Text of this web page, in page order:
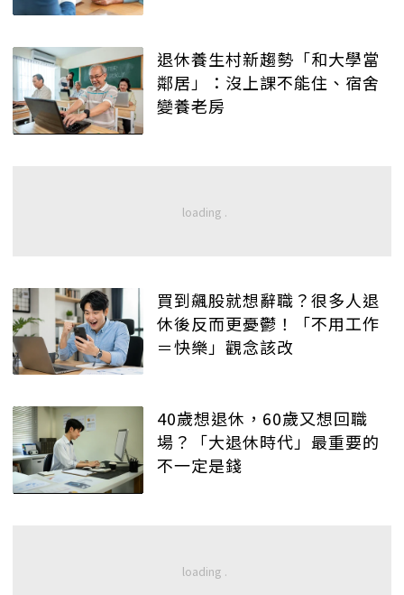
退休養生村新趨勢「和大學當
鄰居」：沒上課不能住、宿舍
變養老房
買到飆股就想辭職？很多人退
休後反而更憂鬱！「不用工作
＝快樂」觀念該改
40歲想退休，60歲又想回職
場？「大退休時代」最重要的
不一定是錢